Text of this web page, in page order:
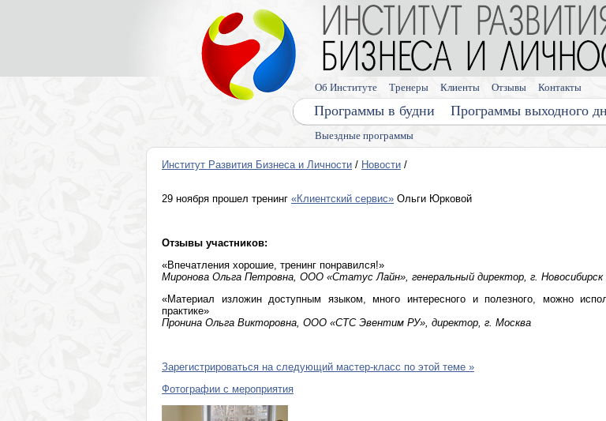
Выездные программы
Программы в будни Программы выходного
Об Институте Тренеры Клиенты Отзывы Контакты
Институт Развития Бизнеса и Личности / Новости /
29 ноября прошел тренинг «Клиентский сервис» Ольги Юрковой
Отзывы участников:
«Впечатления хорошие, тренинг понравился!»
Миронова Ольга Петровна, ООО «Статус Лайн», генеральный директор, г. Новосибирск
«Материал изложин доступным языком, много интересного и полезного, можно
практике»
Пронина Ольга Викторовна, ООО «СТС Эвентим РУ», директор, г. Москва
Зарегистрироваться на следующий мастер-класс по этой теме »
Фотографии с мероприятия